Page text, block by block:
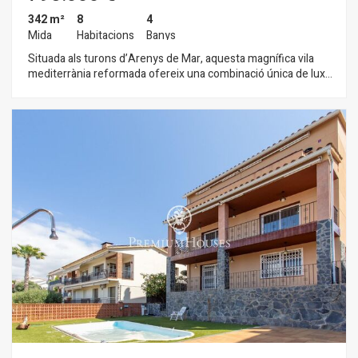
342 m²
Mida
8
Habitacions
4
Banys
Situada als turons d’Arenys de Mar, aquesta magnífica vila
mediterrània reformada ofereix una combinació única de luxe,
d’espectaculars vistes panoràmiques al mar, alhora que es
troba a pocs minuts a peu de la platja, el port esportiu, el
vila combina una arquitectura atemporal amb acabats
contemporanis d’alta qualitat, donant lloc a una llar tan elegant
ampli i lluminós saló-menjador presidit per una llar de foc i
amb sortida a una terrassa coberta on el Mediterrani forma
part del dia a dia. Una cuina independent totalment equipada i
una magnífica suite principal amb vestidor i bany en suite
completen aquesta planta. A la planta intermèdia hi trobem
tres dormitoris addicionals i tres banys, entre ells una segona
suite amb terrassa privada. Una acollidora sala polivalent
connecta directament amb el jardí enjardinat i la piscina
d’aigua salada, creant l’espai ideal per gaudir amb la família i
els amics. A la planta inferior, un apartament independent de